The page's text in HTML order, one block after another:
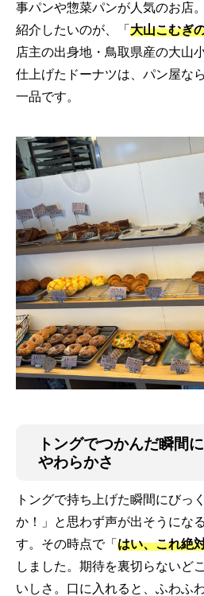
事パンや惣菜パンが人気のお店
紹介したいのが、「 大山こむぎ
店主の出身地・鳥取県産の大山
仕上げたドーナツは、パン屋な
一品です。
トングでつかんだ瞬間
やわらかさ
トングで持ち上げた瞬間にびっ
か！」と思わず声が出そうにな
す。その時点で「 はい、これ絶
しました。期待を裏切らないど
いしさ。口に入れると、ふわふ